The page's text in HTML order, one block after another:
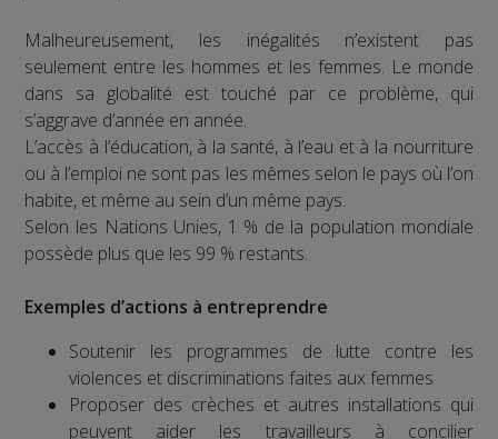
Malheureusement, les inégalités n’existent pas
seulement entre les hommes et les femmes. Le monde
dans sa globalité est touché par ce problème, qui
s’aggrave d’année en année.
L’accès à l’éducation, à la santé, à l’eau et à la nourriture
ou à l’emploi ne sont pas les mêmes selon le pays où l’on
habite, et même au sein d’un même pays.
Selon les Nations Unies, 1 % de la population mondiale
possède plus que les 99 % restants.
Exemples d’actions à entreprendre
Soutenir les programmes de lutte contre les
violences et discriminations faites aux femmes
Proposer des crèches et autres installations qui
peuvent aider les travailleurs à concilier